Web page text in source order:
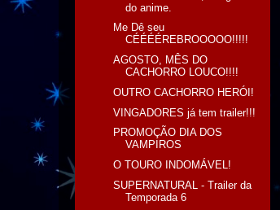
do anime.
Me Dê seu
CÉÉÉÉREBROOOOO!!!!!
AGOSTO, MÊS DO
CACHORRO LOUCO!!!!
OUTRO CACHORRO HERÓI!
VINGADORES já tem trailer!!!
PROMOÇÃO DIA DOS
VAMPIROS
O TOURO INDOMÁVEL!
SUPERNATURAL - Trailer da
Temporada 6